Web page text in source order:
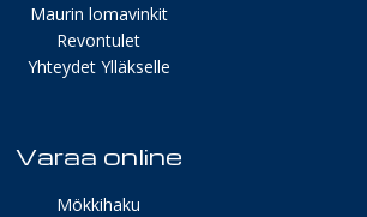
Maurin lomavinkit
Revontulet
Yhteydet Ylläkselle
Varaa online
Mökkihaku